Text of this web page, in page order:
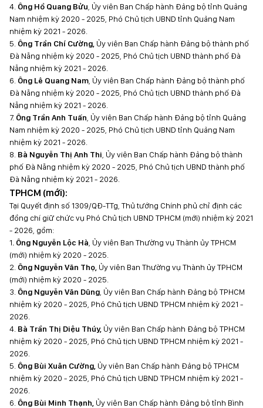
4. Ông Hồ Quang Bửu , Ủy viên Ban Chấp hành Đảng bộ tỉnh Quảng
Nam nhiệm kỳ 2020 - 2025, Phó Chủ tịch UBND tỉnh Quảng Nam
nhiệm kỳ 2021 - 2026.
5. Ông Trần Chí Cường, Ủy viên Ban Chấp hành Đảng bộ thành phố
Đà Nẵng nhiệm kỳ 2020 - 2025, Phó Chủ tịch UBND thành phố Đà
Nẵng nhiệm kỳ 2021 - 2026.
6. Ông Lê Quang Nam , Ủy viên Ban Chấp hành Đảng bộ thành phố
Đà Nẵng nhiệm kỳ 2020 - 2025, Phó Chủ tịch UBND thành phố Đà
Nẵng nhiệm kỳ 2021 - 2026.
7. Ông Trần Anh Tuấn , Ủy viên Ban Chấp hành Đảng bộ tỉnh Quảng
Nam nhiệm kỳ 2020 - 2025, Phó Chủ tịch UBND tỉnh Quảng Nam
nhiệm kỳ 2021 - 2026.
8. Bà Nguyễn Thị Anh Thi , Ủy viên Ban Chấp hành Đảng bộ thành
phố Đà Nẵng nhiệm kỳ 2020 - 2025, Phó Chủ tịch UBND thành phố
Đà Nẵng nhiệm kỳ 2021 - 2026.
TPHCM (mới):
Tại Quyết định số 1309/QĐ-TTg, Thủ tướng Chính phủ chỉ định các
đồng chí giữ chức vụ Phó Chủ tịch UBND TPHCM (mới) nhiệm kỳ 2021
- 2026, gồm:
1. Ông Nguyễn Lộc Hà , Ủy viên Ban Thường vụ Thành ủy TPHCM
(mới) nhiệm kỳ 2020 - 2025.
2. Ông Nguyễn Văn Thọ, Ủy viên Ban Thường vụ Thành ủy TPHCM
(mới) nhiệm kỳ 2020 - 2025.
3. Ông Nguyễn Văn Dũng , Ủy viên Ban Chấp hành Đảng bộ TPHCM
nhiệm kỳ 2020 - 2025, Phó Chủ tịch UBND TPHCM nhiệm kỳ 2021 -
2026.
4. Bà Trần Thị Diệu Thúy, Ủy viên Ban Chấp hành Đảng bộ TPHCM
nhiệm kỳ 2020 - 2025, Phó Chủ tịch UBND TPHCM nhiệm kỳ 2021 -
2026.
5. Ông Bùi Xuân Cường, Ủy viên Ban Chấp hành Đảng bộ TPHCM
nhiệm kỳ 2020 - 2025, Phó Chủ tịch UBND TPHCM nhiệm kỳ 2021 -
2026.
6. Ông Bùi Minh Thạnh, Ủy viên Ban Chấp hành Đảng bộ tỉnh Bình